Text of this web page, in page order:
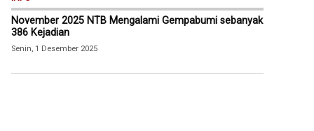
November 2025 NTB Mengalami Gempabumi sebanyak
386 Kejadian
Senin, 1 Desember 2025